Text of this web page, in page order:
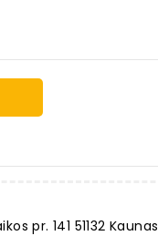
pr. 141 51132 Kaunas